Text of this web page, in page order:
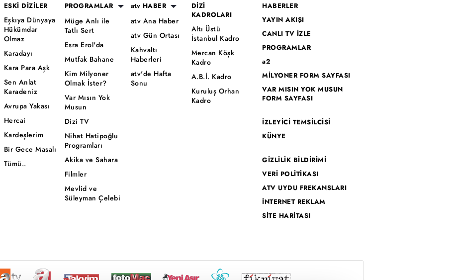
ESKİ DİZİLER
Eşkıya Dünyaya
Hükümdar
Olmaz
Karadayı
Kara Para Aşk
Sen Anlat
Karadeniz
Avrupa Yakası
Hercai
Kardeşlerim
Bir Gece Masalı
Tümü..
PROGRAMLAR
Müge Anlı ile
Tatlı Sert
Esra Erol'da
Mutfak Bahane
Kim Milyoner
Olmak İster?
Var Mısın Yok
Musun
Dizi TV
Nihat Hatipoğlu
Programları
Akika ve Sahara
Filmler
Mevlid ve
Süleyman Çelebi
atv HABER
atv Ana Haber
atv Gün Ortası
Kahvaltı
Haberleri
atv'de Hafta
Sonu
DİZİ
KADROLARI
Altı Üstü
İstanbul Kadro
Mercan Köşk
Kadro
A.B.İ. Kadro
Kuruluş Orhan
Kadro
HABERLER
YAYIN AKIŞI
CANLI TV İZLE
PROGRAMLAR
a2
MİLYONER FORM SAYFASI
VAR MISIN YOK MUSUN
FORM SAYFASI
İZLEYİCİ TEMSİLCİSİ
KÜNYE
GİZLİLİK BİLDİRİMİ
VERİ POLİTİKASI
ATV UYDU FREKANSLARI
İNTERNET REKLAM
SİTE HARİTASI